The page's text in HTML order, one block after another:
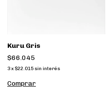
Kuru Gris
$66.045
3x $22.015 sin interés
Comprar